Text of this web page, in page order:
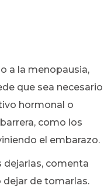
a la menopausia,
que sea necesario
hormonal o
como los
el embarazo.
dejarlas, comenta
de tomarlas.